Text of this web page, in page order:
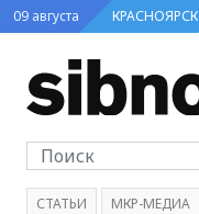
09 августа КРАСНОЯРСК
СТАТЬИ МКР-МЕДИА